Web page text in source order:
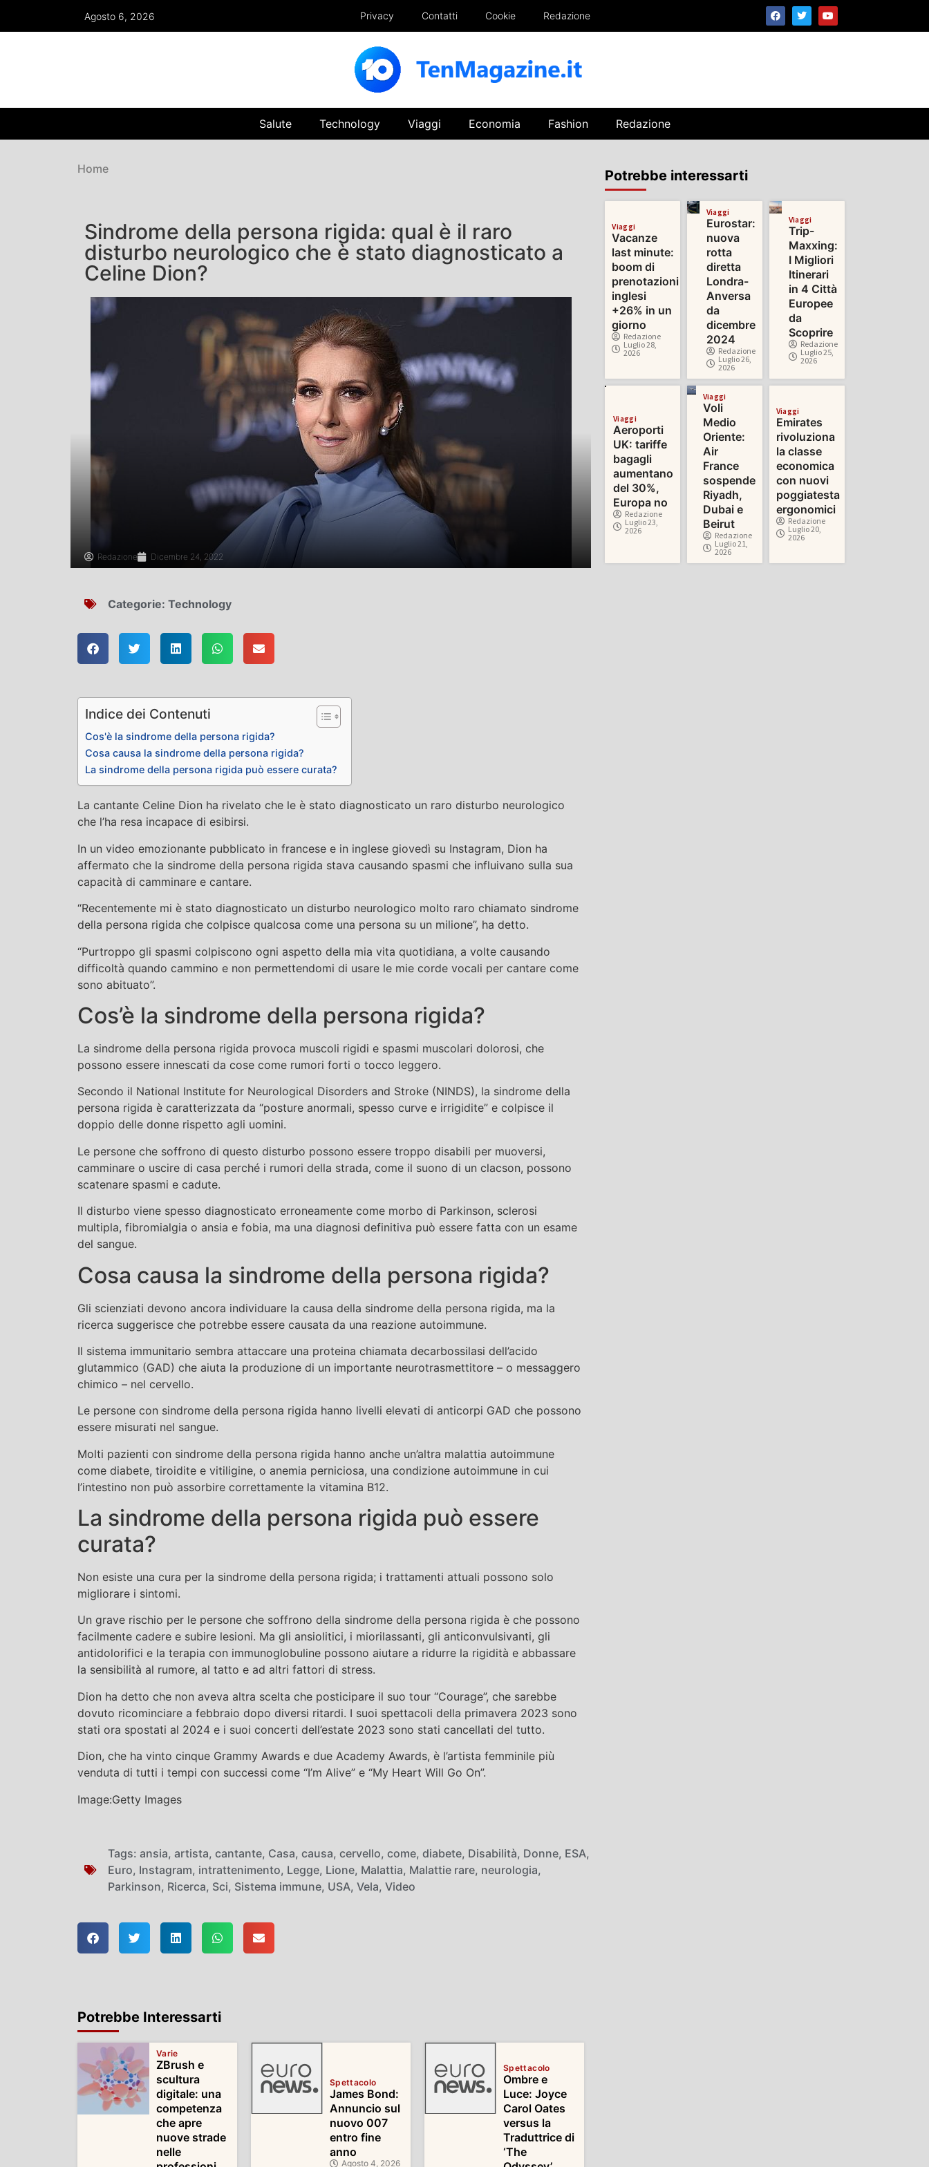
Agosto 6, 2026 Privacy Contatti Cookie Redazione
Salute Technology Viaggi Economia Fashion Redazione
Home
Sindrome della persona rigida: qual è il raro
disturbo neurologico che è stato diagnosticato a
Celine Dion?
Redazione Dicembre 24, 2022
Categorie: Technology
Indice dei Contenuti
Cos'è la sindrome della persona rigida?
Cosa causa la sindrome della persona rigida?
La sindrome della persona rigida può essere curata?
La cantante Celine Dion ha rivelato che le è stato diagnosticato un raro disturbo neurologico
che l’ha resa incapace di esibirsi.
In un video emozionante pubblicato in francese e in inglese giovedì su Instagram, Dion ha
affermato che la sindrome della persona rigida stava causando spasmi che influivano sulla sua
capacità di camminare e cantare.
“Recentemente mi è stato diagnosticato un disturbo neurologico molto raro chiamato sindrome
della persona rigida che colpisce qualcosa come una persona su un milione”, ha detto.
“Purtroppo gli spasmi colpiscono ogni aspetto della mia vita quotidiana, a volte causando
difficoltà quando cammino e non permettendomi di usare le mie corde vocali per cantare come
sono abituato”.
Cos’è la sindrome della persona rigida?
La sindrome della persona rigida provoca muscoli rigidi e spasmi muscolari dolorosi, che
possono essere innescati da cose come rumori forti o tocco leggero.
Secondo il National Institute for Neurological Disorders and Stroke (NINDS), la sindrome della
persona rigida è caratterizzata da “posture anormali, spesso curve e irrigidite” e colpisce il
doppio delle donne rispetto agli uomini.
Le persone che soffrono di questo disturbo possono essere troppo disabili per muoversi,
camminare o uscire di casa perché i rumori della strada, come il suono di un clacson, possono
scatenare spasmi e cadute.
Il disturbo viene spesso diagnosticato erroneamente come morbo di Parkinson, sclerosi
multipla, fibromialgia o ansia e fobia, ma una diagnosi definitiva può essere fatta con un esame
del sangue.
Cosa causa la sindrome della persona rigida?
Gli scienziati devono ancora individuare la causa della sindrome della persona rigida, ma la
ricerca suggerisce che potrebbe essere causata da una reazione autoimmune.
Il sistema immunitario sembra attaccare una proteina chiamata decarbossilasi dell’acido
glutammico (GAD) che aiuta la produzione di un importante neurotrasmettitore – o messaggero
chimico – nel cervello.
Le persone con sindrome della persona rigida hanno livelli elevati di anticorpi GAD che possono
essere misurati nel sangue.
Molti pazienti con sindrome della persona rigida hanno anche un’altra malattia autoimmune
come diabete, tiroidite e vitiligine, o anemia perniciosa, una condizione autoimmune in cui
l’intestino non può assorbire correttamente la vitamina B12.
La sindrome della persona rigida può essere
curata?
Non esiste una cura per la sindrome della persona rigida; i trattamenti attuali possono solo
migliorare i sintomi.
Un grave rischio per le persone che soffrono della sindrome della persona rigida è che possono
facilmente cadere e subire lesioni. Ma gli ansiolitici, i miorilassanti, gli anticonvulsivanti, gli
antidolorifici e la terapia con immunoglobuline possono aiutare a ridurre la rigidità e abbassare
la sensibilità al rumore, al tatto e ad altri fattori di stress.
Dion ha detto che non aveva altra scelta che posticipare il suo tour “Courage”, che sarebbe
dovuto ricominciare a febbraio dopo diversi ritardi. I suoi spettacoli della primavera 2023 sono
stati ora spostati al 2024 e i suoi concerti dell’estate 2023 sono stati cancellati del tutto.
Dion, che ha vinto cinque Grammy Awards e due Academy Awards, è l’artista femminile più
venduta di tutti i tempi con successi come “I’m Alive” e “My Heart Will Go On”.
Image:Getty Images
Tags: ansia, artista, cantante, Casa, causa, cervello, come, diabete, Disabilità, Donne, ESA,
Euro, Instagram, intrattenimento, Legge, Lione, Malattia, Malattie rare, neurologia,
Parkinson, Ricerca, Sci, Sistema immune, USA, Vela, Video
Potrebbe Interessarti
Varie
ZBrush e
scultura
digitale: una
competenza
che apre
nuove strade
nelle
Spettacolo
James Bond:
Annuncio sul
nuovo 007
entro fine
anno
Agosto 4, 2026
Spettacolo
Ombre e
Luce: Joyce
Carol Oates
versus la
Traduttrice di
‘The
Potrebbe interessarti
Viaggi
Vacanze
last minute:
boom di
prenotazioni
inglesi
+26% in un
giorno
Redazione
Luglio 28,
2026
Viaggi
Eurostar:
nuova
rotta
diretta
Londra-
Anversa
da
dicembre
2024
Redazione
Luglio 26,
2026
Viaggi
Trip-
Maxxing:
I Migliori
Itinerari
in 4 Città
Europee
da
Scoprire
Redazione
Luglio 25,
2026
Viaggi
Aeroporti
UK: tariffe
bagagli
aumentano
del 30%,
Europa no
Redazione
Luglio 23,
2026
Viaggi
Voli
Medio
Oriente:
Air
France
sospende
Riyadh,
Dubai e
Beirut
Redazione
Luglio 21,
2026
Viaggi
Emirates
rivoluziona
la classe
economica
con nuovi
poggiatesta
ergonomici
Redazione
Luglio 20,
2026